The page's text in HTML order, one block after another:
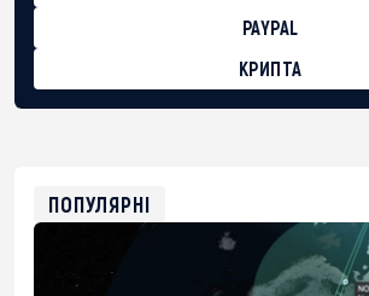
PAYPAL
КРИПТА
0xfD02863D3289416fcF50975c9DFda13623f97758
ПОПУЛЯРНІ